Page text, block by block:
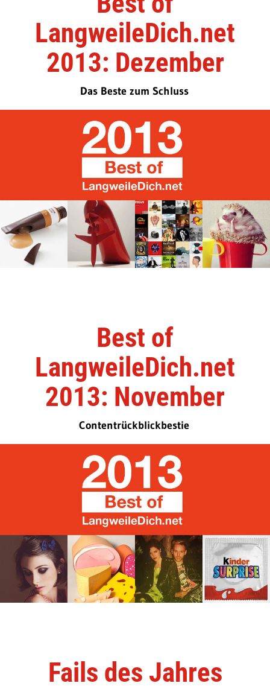
LangweileDich.net
2013: Dezember
Das Beste zum Schluss
Best of
LangweileDich.net
2013: November
Contentrückblickbestie
Fails des Jahres